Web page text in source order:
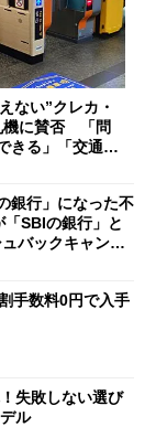
ない”クレカ・
機に賛否 「問
きる」「交通系I
銀行」になった不
SBIの銀行」と
バックキャンペ
手数料0円で入手
失敗しない選び
ル